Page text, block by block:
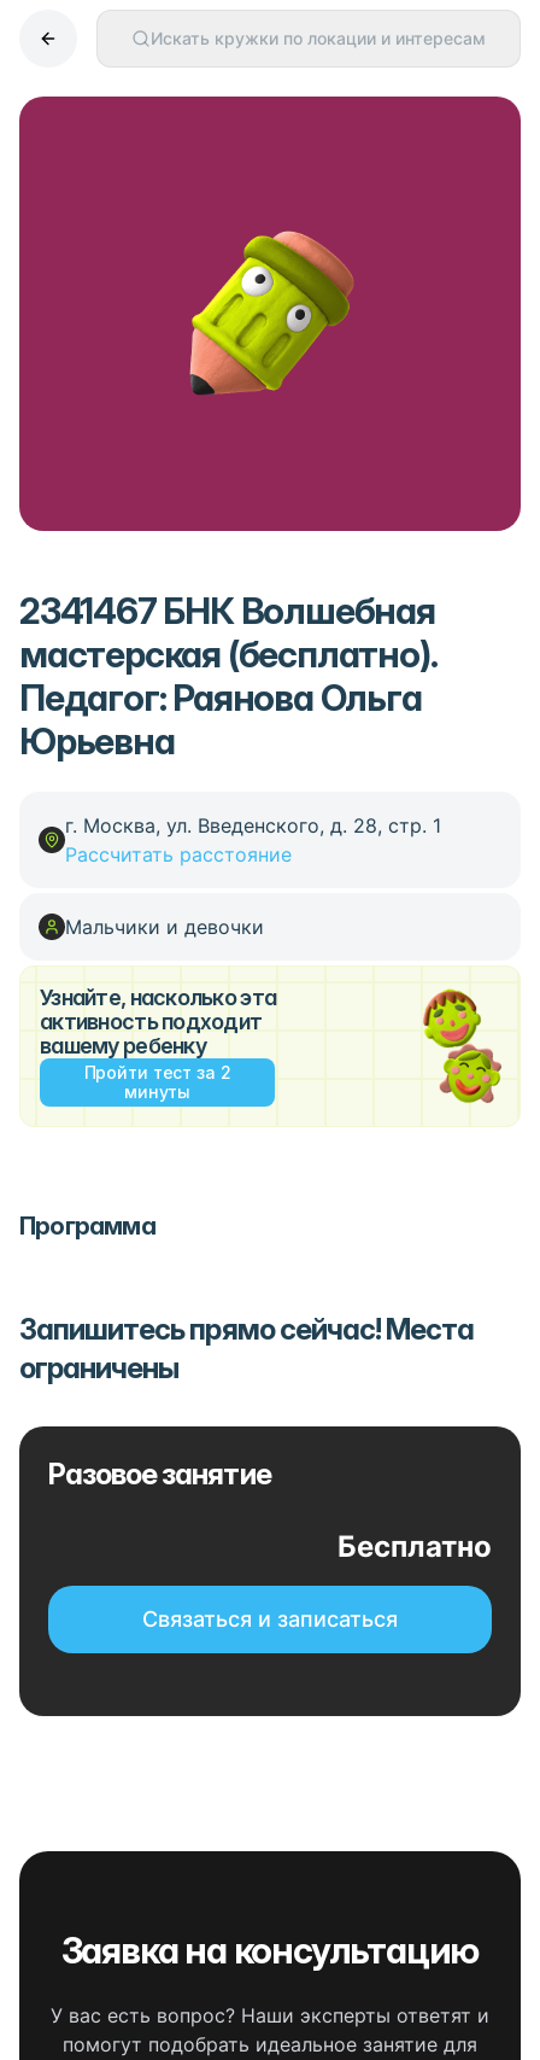
Искать кружки по локации и интересам
2341467 БНК Волшебная
мастерская (бесплатно).
Педагог: Раянова Ольга
Юрьевна
г. Москва, ул. Введенского, д. 28, стр. 1
Рассчитать расстояние
Мальчики и девочки
Узнайте, насколько эта
активность подходит
вашему ребенку
Пройти тест за 2
минуты
Программа
Запишитесь прямо сейчас! Места
ограничены
Разовое занятие
Бесплатно
Связаться и записаться
Заявка на консультацию
У вас есть вопрос? Наши эксперты ответят и
помогут подобрать идеальное занятие для